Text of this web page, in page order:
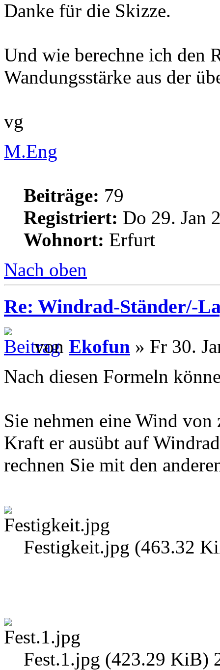
Danke für die Skizze.
Und wie berechne ich den
Wandungsstärke aus der
vg
M.Eng
Beiträge: 79
Registriert: Do 29. Jan
Wohnort: Erfurt
Nach oben
Re: Windrad-Ständer/-
von Ekofun » Fr 30.
Nach diesen Formeln
Sie nehmen eine Wind
Kraft er ausübt auf
rechnen Sie mit den
Festigkeit.jpg (463.32
Fest.1.jpg (423.29 KiB)